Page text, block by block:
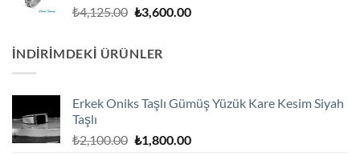
₺4,125.00 Orijinal
₺3,600.00Şu
İNDIRIMDEKI ÜRÜNLER
Erkek Oniks Taşlı Gümüş Yüzük Kare Kesim Siyah
Taşlı
₺2,100.00 Orijinal
₺1,800.00Şu